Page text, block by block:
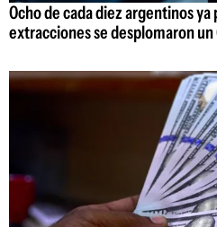
Ocho de cada diez argentinos
extracciones se desplomaron un